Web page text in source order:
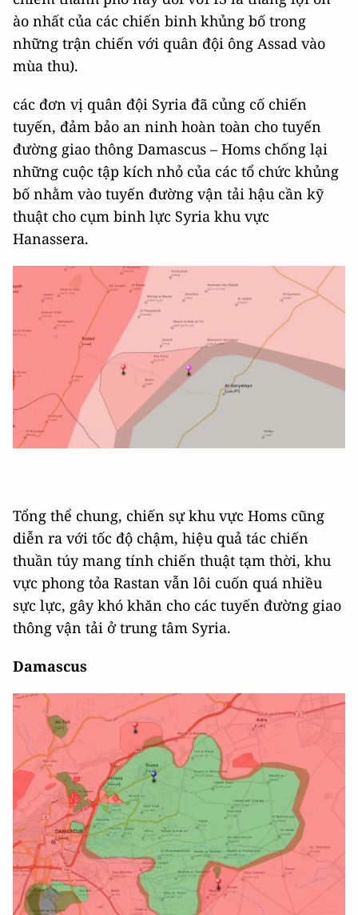
ào nhất của các chiến binh khủng bố trong
những trận chiến với quân đội ông Assad vào
mùa thu).
các đơn vị quân đội Syria đã củng cố chiến
tuyến, đảm bảo an ninh hoàn toàn cho tuyến
đường giao thông Damascus – Homs chống lại
những cuộc tập kích nhỏ của các tổ chức khủng
bố nhằm vào tuyến đường vận tải hậu cần kỹ
thuật cho cụm binh lực Syria khu vực
Hanassera.
Tổng thể chung, chiến sự khu vực Homs cũng
diễn ra với tốc độ chậm, hiệu quả tác chiến
thuần túy mang tính chiến thuật tạm thời, khu
vực phong tỏa Rastan vẫn lôi cuốn quá nhiều
sực lực, gây khó khăn cho các tuyến đường giao
thông vận tải ở trung tâm Syria.
Damascus